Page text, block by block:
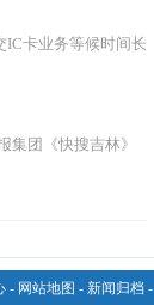
卡业务等候时间长
团《快搜吉林》
- 网站地图 - 新闻归档 -